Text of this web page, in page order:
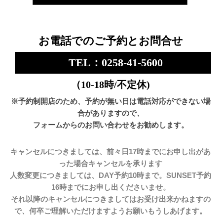
お電話でのご予約とお問合せ
TEL：0258-41-5600
（10-18時/不定休)
※予約制開店のため、予約が無い日は電話対応ができない場
合がありますので、
フォームからのお問い合わせをお勧めします。
キャンセルにつきましては、前々日17時までにお申し出があ
った場合キャンセルを承ります
人数変更につきましては、DAY予約10時まで。SUNSET予約
16時までにお申し出くださいませ。
それ以降のキャンセルにつきましてはお受け出来かねますの
で、何卒ご理解いただけますようお願いもうしあげます。